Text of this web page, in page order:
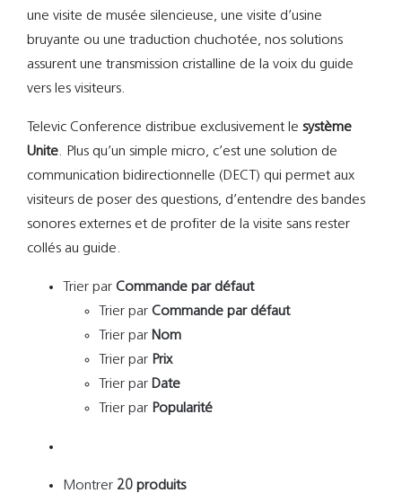
une visite de musée silencieuse, une visite d’usine
bruyante ou une traduction chuchotée, nos solutions
assurent une transmission cristalline de la voix du guide
vers les visiteurs.
Televic Conference distribue exclusivement le système
Unite. Plus qu’un simple micro, c’est une solution de
communication bidirectionnelle (DECT) qui permet aux
visiteurs de poser des questions, d’entendre des bandes
sonores externes et de profiter de la visite sans rester
collés au guide.
Trier par Commande par défaut
Trier par Commande par défaut
Trier par Nom
Trier par Prix
Trier par Date
Trier par Popularité
Montrer 20 produits